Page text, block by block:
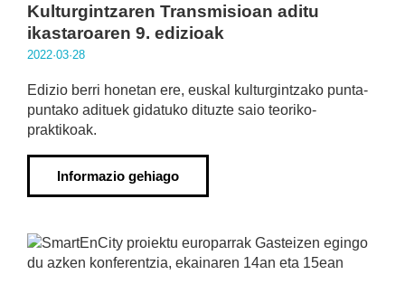
Kulturgintzaren Transmisioan aditu
ikastaroaren 9. edizioak
2022·03·28
Edizio berri honetan ere, euskal kulturgintzako punta-
puntako adituek gidatuko dituzte saio teoriko-
praktikoak.
Informazio gehiago